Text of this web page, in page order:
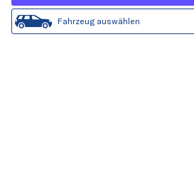
Fahrzeug auswählen